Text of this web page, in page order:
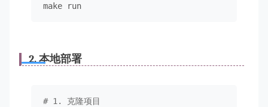
make run
2. 本地部署
# 1. 克隆项目